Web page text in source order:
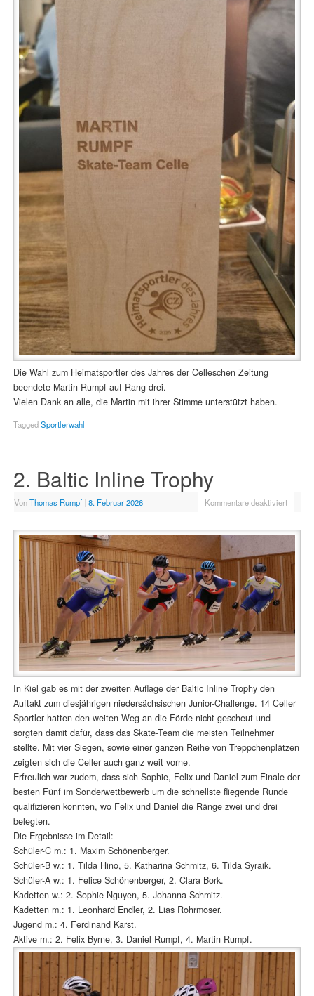
Die Wahl zum Heimatsportler des Jahres der Celleschen Zeitung
beendete Martin Rumpf auf Rang drei.
Vielen Dank an alle, die Martin mit ihrer Stimme unterstützt haben.
TaggedSportlerwahl
2. Baltic Inline Trophy
VonThomas Rumpf | 8. Februar 2026 | Kommentare deaktiviert
In Kiel gab es mit der zweiten Auflage der Baltic Inline Trophy den
Auftakt zum diesjährigen niedersächsischen Junior-Challenge. 14 Celler
Sportler hatten den weiten Weg an die Förde nicht gescheut und
sorgten damit dafür, dass das Skate-Team die meisten Teilnehmer
stellte. Mit vier Siegen, sowie einer ganzen Reihe von Treppchenplätzen
zeigten sich die Celler auch ganz weit vorne.
Erfreulich war zudem, dass sich Sophie, Felix und Daniel zum Finale der
besten Fünf im Sonderwettbewerb um die schnellste fliegende Runde
qualifizieren konnten, wo Felix und Daniel die Ränge zwei und drei
belegten.
Die Ergebnisse im Detail:
Schüler-C m.: 1. Maxim Schönenberger.
Schüler-B w.: 1. Tilda Hino, 5. Katharina Schmitz, 6. Tilda Syraik.
Schüler-A w.: 1. Felice Schönenberger, 2. Clara Bork.
Kadetten w.: 2. Sophie Nguyen, 5. Johanna Schmitz.
Kadetten m.: 1. Leonhard Endler, 2. Lias Rohrmoser.
Jugend m.: 4. Ferdinand Karst.
Aktive m.: 2. Felix Byrne, 3. Daniel Rumpf, 4. Martin Rumpf.